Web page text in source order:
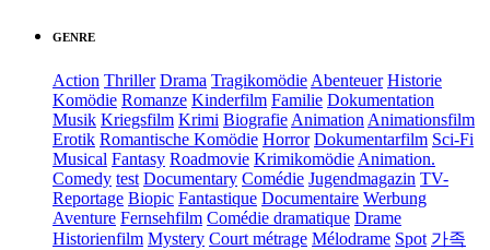
GENRE
Action Thriller Drama TragikomödieAbenteuer Historie
Komödie Romanze Kinderfilm Familie Dokumentation
Musik Kriegsfilm Krimi BiografieAnimationAnimationsfilm
Erotik Romantische Komödie Horror Dokumentarfilm Sci-Fi
Musical Fantasy Roadmovie KrimikomödieAnimation.
Comedy test Documentary Comédie Jugendmagazin TV-
Reportage Biopic Fantastique Documentaire Werbung
Aventure Fernsehfilm Comédie dramatique Drame
Historienfilm Mystery Court métrage Mélodrame Spot 가족